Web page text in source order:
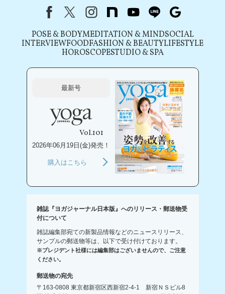
FacebookX（旧Twitter）
instagram
note youtubeline
POSE & BODYMEDITATION & MINDSOCIAL
INTERVIEWFOODFASHION & BEAUTYLIFESTYLE
HOROSCOPESTUDIO & SPA
最新号
Vol.101
2026年06月19日(金)発売！
購入はこちら
雑誌『ヨガジャーナル日本版』へのリリース・郵送物受
付について
雑誌編集部宛ての新製品情報などのニュースリリース、
サンプルの郵送物等は、以下で受け付けております。
※プレジデント社様には編集部はございませんので、ご注意
ください。
郵送物の宛先
〒163-0808 東京都新宿区西新宿2-4-1 新宿ＮＳビル8